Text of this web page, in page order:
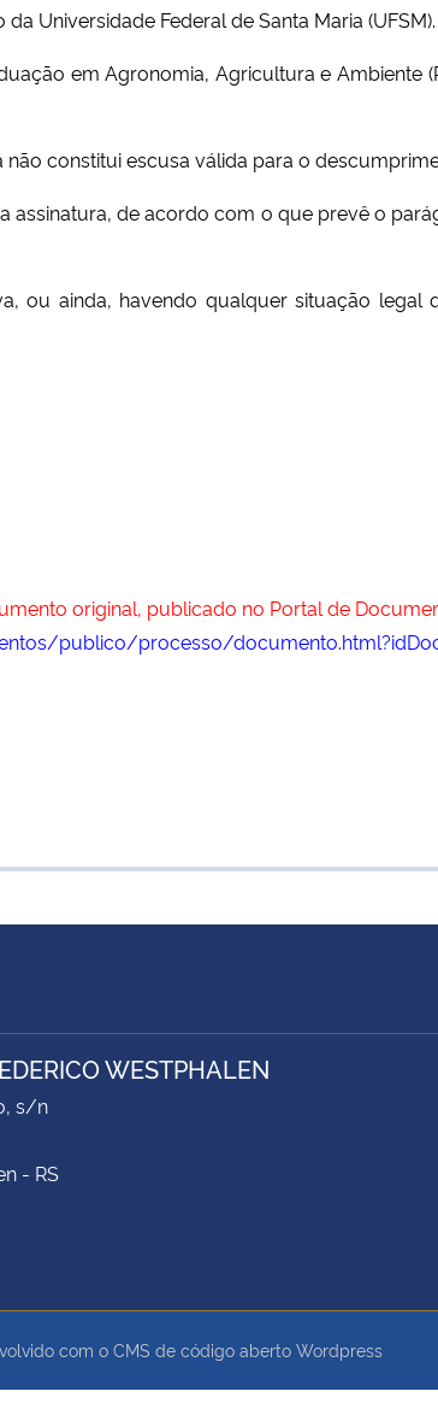
da Universidade Federal de Santa Maria (UFSM).
em Agronomia, Agricultura e Ambiente
constitui escusa válida para o
assinatura, de acordo com o que prevê o
ou ainda, havendo qualquer situação legal
original, publicado no Portal de
publico/processo/
WESTPHALEN
s/n
- RS
com o CMS de código aberto Wordpress